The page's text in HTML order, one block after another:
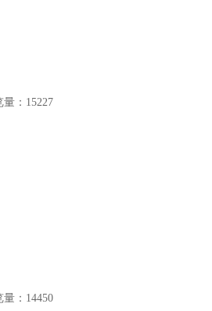
：15227
：14450